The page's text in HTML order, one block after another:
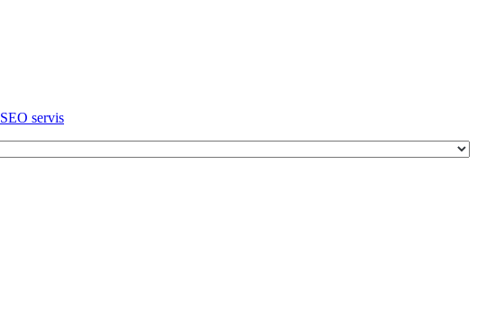
SEO servis